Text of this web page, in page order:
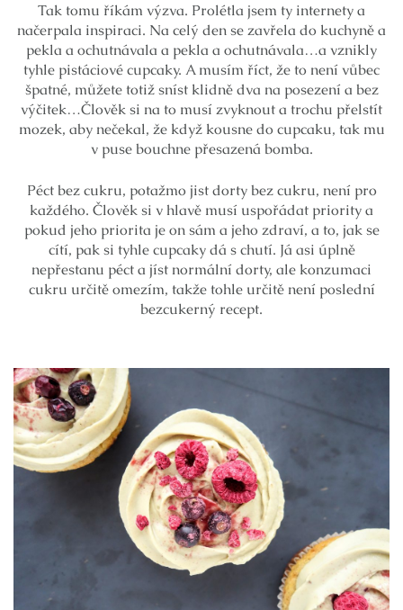
Tak tomu říkám výzva. Prolétla jsem ty internety a
načerpala inspiraci. Na celý den se zavřela do kuchyně a
pekla a ochutnávala a pekla a ochutnávala…a vznikly
tyhle pistáciové cupcaky. A musím říct, že to není vůbec
špatné, můžete totiž sníst klidně dva na posezení a bez
výčitek…Člověk si na to musí zvyknout a trochu přelstít
mozek, aby nečekal, že když kousne do cupcaku, tak mu
v puse bouchne přesazená bomba.
Péct bez cukru, potažmo jist dorty bez cukru, není pro
každého. Člověk si v hlavě musí uspořádat priority a
pokud jeho priorita je on sám a jeho zdraví, a to, jak se
cítí, pak si tyhle cupcaky dá s chutí. Já asi úplně
nepřestanu péct a jíst normální dorty, ale konzumaci
cukru určitě omezím, takže tohle určitě není poslední
bezcukerný recept.